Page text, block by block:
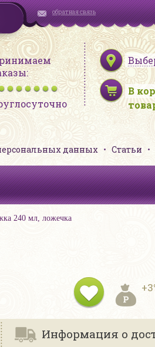
обратная связь
В
данных Статьи
240 мл, ложечка
Информация о